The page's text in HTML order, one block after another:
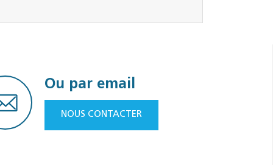
Ou par email
NOUS CONTACTER